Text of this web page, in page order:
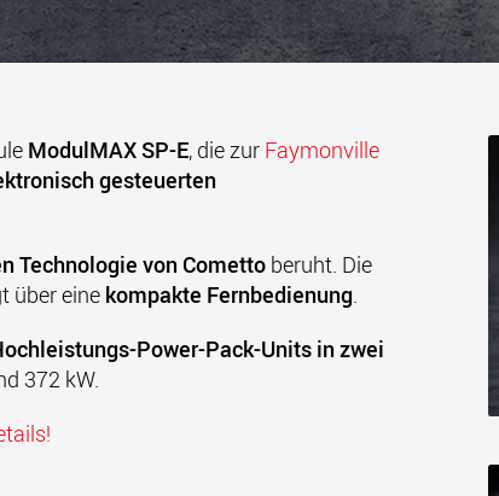
ModulMAX SP-E, die zur Faymonville
gesteuerten
Technologie von Cometto beruht. Die
über eine kompakte Fernbedienung.
Power-Pack-Units in zwei
372 kW.